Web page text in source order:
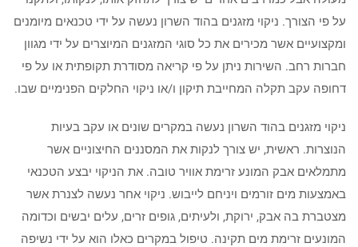
על פי הצורך. ניקוי מזגנים בהוד השרון נעשה על ידי טכנאים מיומנים
ומקצועיים אשר מכירים את כל סוגי המזגנים המיוצרים על ידי מגוון
חברות רחב. השירות ניתן על פי קריאה מסודרת תקופתית או על פי
דחופה עקב תקלה המחייבת תיקון ו/או ניקוי החלקים הפנימיים שבו.
ניקוי מזגנים בהוד השרון נעשה במקרים שונים או עקב בעיות
הנוצרות. ראשית, יש צורך לנקות את המסננים החיצוניים אשר
מתמלאים אבק המונע זרימת אוויר טובה. את הניקוי יבצע הטכנאי
באמצעות מים זורמים ויניחם לייבוש. ניקוי אחר נעשה לצנרת אשר
מצטברת בה אבק, ירוקת, ולעיתים, גופים זרים, עלים יבשים וכדומה
המונעים זרימת מים תקינה. טיפול במקרים כאלו הוא על ידי נשיפה